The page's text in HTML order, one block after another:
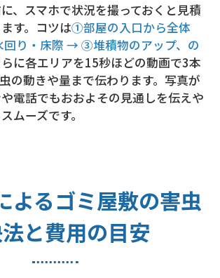
、スマホで状況を撮っておくと見積
す。コツは①部屋の入口から全体
り・床際 → ③堆積物のアップ、の
に各エリアを15秒ほどの動画で3本
の動きや量まで伝わります。写真が
電話でもおおよその見通しを伝えや
ムーズです。
よるゴミ屋敷の害虫
と費用の目安